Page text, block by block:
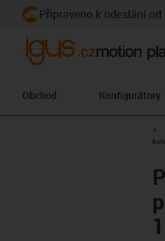
Připraveno k odeslání
Obchod Konfigurátory